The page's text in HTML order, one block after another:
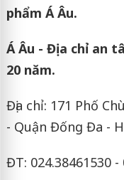
phẩm Á Âu.
Á Âu - Địa chỉ an
20 năm.
Địa chỉ: 171 Phố
- Quận Đống Đa -
ĐT: 024.38461530 -